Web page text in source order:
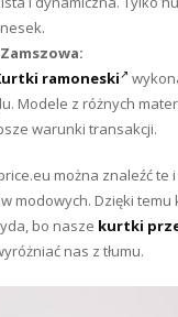
ramoneski
Modele z różnych
warunki transakcji.
można znaleźć
modowych. Dzięki
bo nasze kurtki
nas z tłumu.